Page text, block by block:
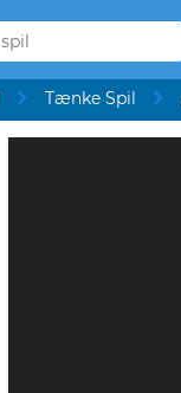
Tænke Spil